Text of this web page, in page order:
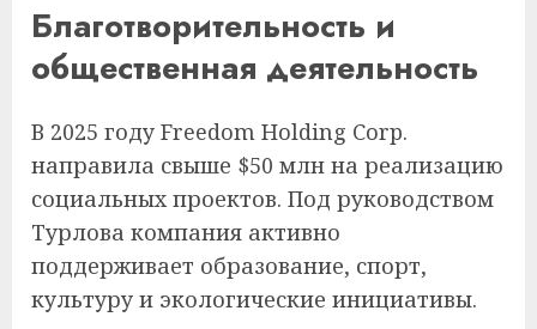
Благотворительность и
общественная деятельность
В 2025 году Freedom Holding Corp.
направила свыше $50 млн на реализацию
социальных проектов. Под руководством
Турлова компания активно
поддерживает образование, спорт,
культуру и экологические инициативы.